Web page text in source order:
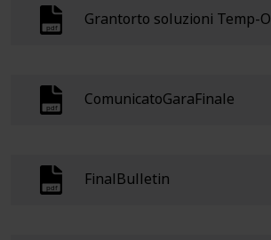
Grantorto soluzioni Temp-O
ComunicatoGaraFinale
FinalBulletin